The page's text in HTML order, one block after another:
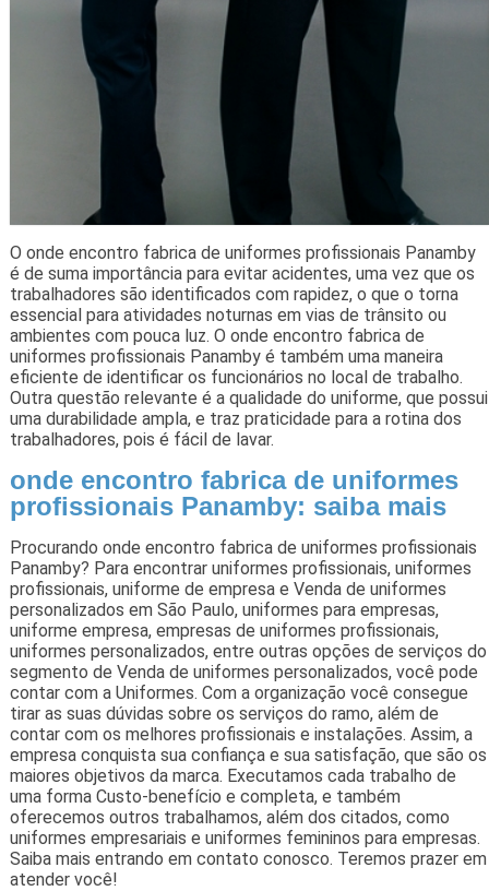
O onde encontro fabrica de uniformes profissionais Panamby
é de suma importância para evitar acidentes, uma vez que os
trabalhadores são identificados com rapidez, o que o torna
essencial para atividades noturnas em vias de trânsito ou
ambientes com pouca luz. O onde encontro fabrica de
uniformes profissionais Panamby é também uma maneira
eficiente de identificar os funcionários no local de trabalho.
Outra questão relevante é a qualidade do uniforme, que possui
uma durabilidade ampla, e traz praticidade para a rotina dos
trabalhadores, pois é fácil de lavar.
onde encontro fabrica de uniformes
profissionais Panamby: saiba mais
Procurando onde encontro fabrica de uniformes profissionais
Panamby? Para encontrar uniformes profissionais, uniformes
profissionais, uniforme de empresa e Venda de uniformes
personalizados em São Paulo, uniformes para empresas,
uniforme empresa, empresas de uniformes profissionais,
uniformes personalizados, entre outras opções de serviços do
segmento de Venda de uniformes personalizados, você pode
contar com a Uniformes. Com a organização você consegue
tirar as suas dúvidas sobre os serviços do ramo, além de
contar com os melhores profissionais e instalações. Assim, a
empresa conquista sua confiança e sua satisfação, que são os
maiores objetivos da marca. Executamos cada trabalho de
uma forma Custo-benefício e completa, e também
oferecemos outros trabalhamos, além dos citados, como
uniformes empresariais e uniformes femininos para empresas.
Saiba mais entrando em contato conosco. Teremos prazer em
atender você!